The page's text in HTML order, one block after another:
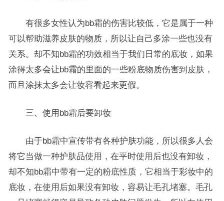
有很多女性认为bb霜的伤害比较低，它是属于一种
可以帮助滋养皮肤的物质，所以让自己多涂一些也没有
关系。却不知bb霜的功效相当于我们日常的底妆，如果
涂得太多会让bb霜的里面的一些粉底物质伤害到皮肤，
而且涂抹太多会让妆容看起来更假。
三、使用bb霜后要卸妆
由于bb霜中宣传带有各种护肤功能，所以很多人会
将它当做一种护肤品使用，在平时使用后也没有卸妆，
却不知bb霜中带有一定的粉底性质，它相当于彩妆中的
底妆，在使用后如果没有卸妆，容易让毛孔堵塞。毛孔